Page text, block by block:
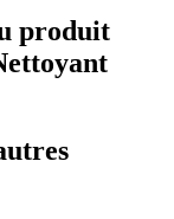
produit